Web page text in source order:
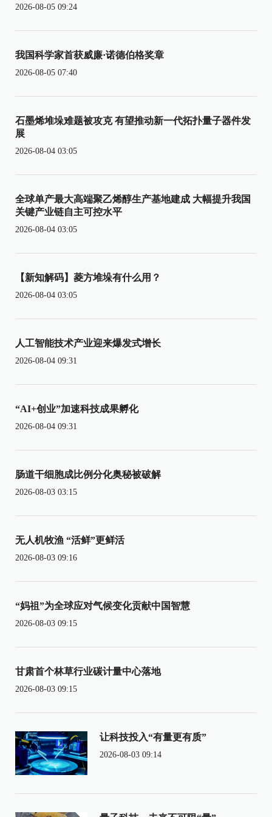
2026-08-05 09:24
我国科学家首获威廉·诺德伯格奖章
2026-08-05 07:40
石墨烯堆垛难题被攻克 有望推动新一代拓扑量子器件发
展
2026-08-04 03:05
全球单产最大高端聚乙烯醇生产基地建成 大幅提升我国
关键产业链自主可控水平
2026-08-04 03:05
【新知解码】菱方堆垛有什么用？
2026-08-04 03:05
人工智能技术产业迎来爆发式增长
2026-08-04 09:31
“AI+创业”加速科技成果孵化
2026-08-04 09:31
肠道干细胞成比例分化奥秘被破解
2026-08-03 03:15
无人机牧渔 “活鲜”更鲜活
2026-08-03 09:16
“妈祖”为全球应对气候变化贡献中国智慧
2026-08-03 09:15
甘肃首个林草行业碳计量中心落地
2026-08-03 09:15
让科技投入“有量更有质”
2026-08-03 09:14